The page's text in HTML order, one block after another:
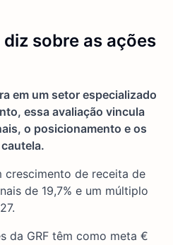
sobre as ações
em um setor especializado
essa avaliação vincula
o posicionamento e os
crescimento de receita de
de 19,7% e um múltiplo
da GRF têm como meta €